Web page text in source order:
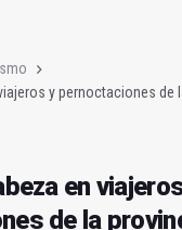
y pernoctaciones de
en
de la